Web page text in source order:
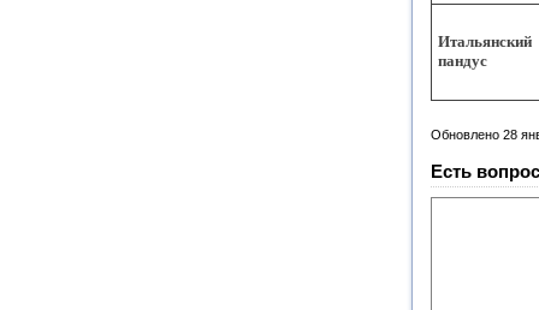
Итальянский
пандус
Обновлено 28
Есть